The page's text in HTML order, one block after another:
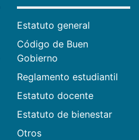
Estatuto general
Código de Buen
Gobierno
Reglamento estudiantil
Estatuto docente
Estatuto de bienestar
Otros